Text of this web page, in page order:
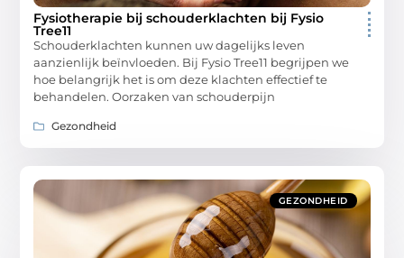
Fysiotherapie bij schouderklachten bij Fysio
Tree11
Schouderklachten kunnen uw dagelijks leven
aanzienlijk beïnvloeden. Bij Fysio Tree11 begrijpen we
hoe belangrijk het is om deze klachten effectief te
behandelen.​ Oorzaken van schouderpijn
Gezondheid
GEZONDHEID